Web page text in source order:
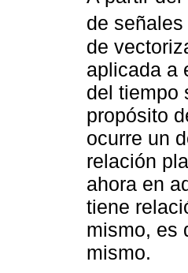
de
de
aplicada a
del tiempo
propósito
ocurre un
relación
ahora en
tiene
mismo, es
mismo.